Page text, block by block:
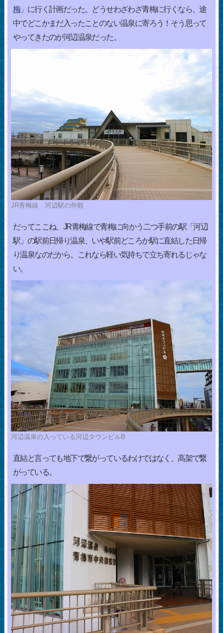
梅」に行く計画だった。どうせわざわざ青梅に行くなら、途
中でどこかまだ入ったことのない温泉に寄ろう！そう思って
やってきたのが河辺温泉だった。
JR青梅線 河辺駅の外観
だってここね、JR青梅線で青梅に向かう二つ手前の駅「河辺
駅」の駅前日帰り温泉、いや駅前どころか駅に直結した日帰
り温泉なのだから。これなら軽い気持ちで立ち寄れるじゃな
い。
河辺温泉の入っている河辺タウンビルB
直結と言っても地下で繋がっているわけではなく、高架で繋
がっている。